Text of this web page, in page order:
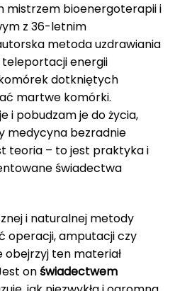
mistrzem bioenergoterapii i
z 36-letnim
metoda uzdrawiania
energii
dotkniętych
martwe komórki.
i pobudzam je do życia,
medycyna bezradnie
teoria – to jest praktyka i
świadectwa
i naturalnej metody
operacji, amputacji czy
obejrzyj ten materiał
onświadectwem